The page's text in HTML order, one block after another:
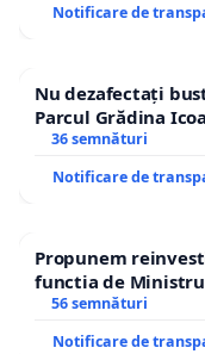
Notificare de
Nu dezafectați
Parcul Grădina
36 semnături
Notificare de
Propunem
functia de
56 semnături
Notificare de